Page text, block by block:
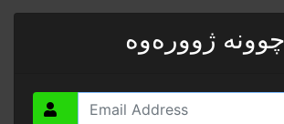
چوونە ژوورەوە